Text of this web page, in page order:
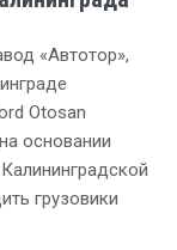
«Автотор»,
Otosan
основании
грузовики